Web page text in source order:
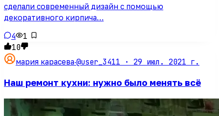
сделали современный дизайн с помощью
декоративного кирпича…
4
1
10
мария карасева·@user_3411 · 29 июл. 2021 г.
Наш ремонт кухни: нужно было менять всё